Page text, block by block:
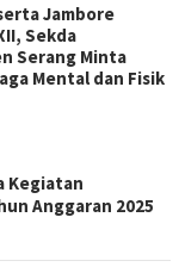
Jambore
Sekda
Serang Minta
Mental dan Fisik
Kegiatan
Anggaran 2025